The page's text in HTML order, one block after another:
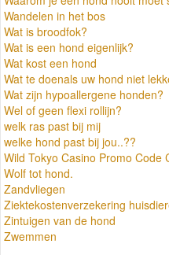
Wandelen in het bos
Wat is broodfok?
Wat is een hond eigenlijk?
Wat kost een hond
Wat te doenals uw hond niet
Wat zijn hypoallergene honden?
Wel of geen flexi rollijn?
welk ras past bij mij
welke hond past bij jou..??
Wild Tokyo Casino Promo Code
Wolf tot hond.
Zandvliegen
Ziektekostenverzekering
Zintuigen van de hond
Zwemmen